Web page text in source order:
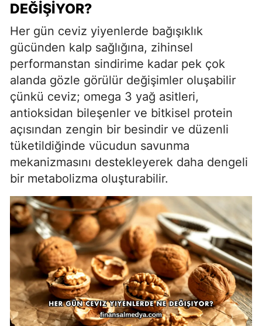
DEĞIŞIYOR?
Her gün ceviz yiyenlerde bağışıklık
gücünden kalp sağlığına, zihinsel
performanstan sindirime kadar pek çok
alanda gözle görülür değişimler oluşabilir
çünkü ceviz; omega 3 yağ asitleri,
antioksidan bileşenler ve bitkisel protein
açısından zengin bir besindir ve düzenli
tüketildiğinde vücudun savunma
mekanizmasını destekleyerek daha dengeli
bir metabolizma oluşturabilir.